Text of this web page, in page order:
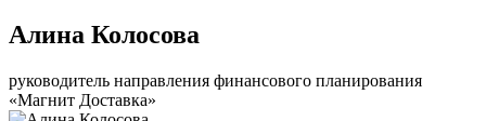
Алина Колосова
руководитель направления финансового планирования
«Магнит Доставка»